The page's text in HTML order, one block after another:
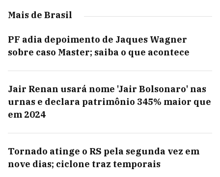
Mais de Brasil
PF adia depoimento de Jaques Wagner
sobre caso Master; saiba o que acontece
Jair Renan usará nome 'Jair Bolsonaro' nas
urnas e declara patrimônio 345% maior que
em 2024
Tornado atinge o RS pela segunda vez em
nove dias; ciclone traz temporais